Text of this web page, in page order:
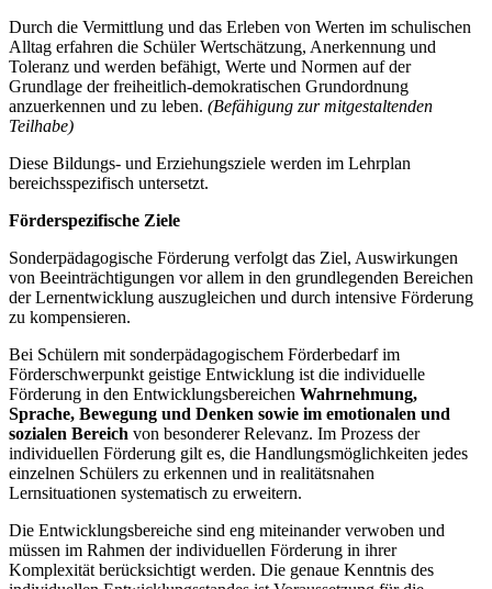
Durch die Vermittlung und das Erleben von Werten im schulischen
Alltag erfahren die Schüler Wertschätzung, Anerkennung und
Toleranz und werden befähigt, Werte und Normen auf der
Grundlage der freiheitlich-demokratischen Grundordnung
anzuerkennen und zu leben. (Befähigung zur mitgestaltenden
Teilhabe)
Diese Bildungs- und Erziehungsziele werden im Lehrplan
bereichsspezifisch untersetzt.
Förderspezifische Ziele
Sonderpädagogische Förderung verfolgt das Ziel, Auswirkungen
von Beeinträchtigungen vor allem in den grundlegenden Bereichen
der Lernentwicklung auszugleichen und durch intensive Förderung
zu kompensieren.
Bei Schülern mit sonderpädagogischem Förderbedarf im
Förderschwerpunkt geistige Entwicklung ist die individuelle
Förderung in den Entwicklungsbereichen Wahrnehmung,
Sprache, Bewegung und Denken sowie im emotionalen und
sozialen Bereich von besonderer Relevanz. Im Prozess der
individuellen Förderung gilt es, die Handlungsmöglichkeiten jedes
einzelnen Schülers zu erkennen und in realitätsnahen
Lernsituationen systematisch zu erweitern.
Die Entwicklungsbereiche sind eng miteinander verwoben und
müssen im Rahmen der individuellen Förderung in ihrer
Komplexität berücksichtigt werden. Die genaue Kenntnis des